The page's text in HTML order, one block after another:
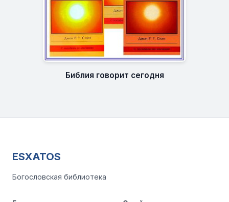
Библия говорит сегодня
ESXATOS
Богословская библиотека